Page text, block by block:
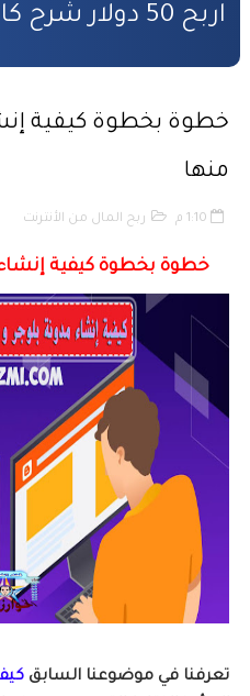
التبادل الإلكتروني للمعطيات
مسلك العلوم الإنسانية
أفضل النصائح لإنشاء قناة ناجحة
اربح 50 دولار شرح كامل و مفصل بالصور
خطوة بخطوة كيفية
منها
1:10 م ربح المال من الأنترنت
خطوة بخطوة كيفية إنشاء
تعرفنا في موضوعنا السابق